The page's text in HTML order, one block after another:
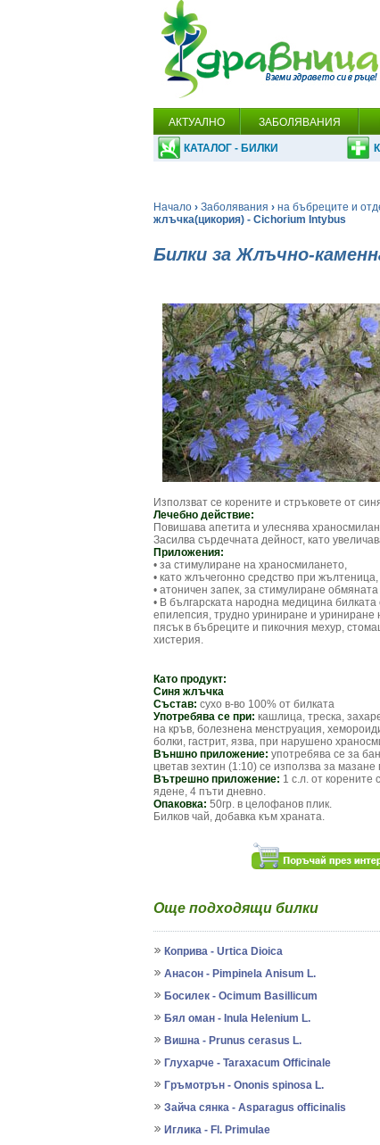
АКТУАЛНО ЗАБОЛЯВАНИЯ
КАТАЛОГ - БИЛКИ
Начало › Заболявания › на бъбреците и
жлъчка(цикория) - Cichorium Intybus
Билки за Жлъчно-
Използват се корените и стръковете от
Лечебно действие:
Повишава апетита и улеснява
Засилва сърдечната дейност, като
Приложения:
• за стимулиране на храносмилането,
• като жлъчегонно средство при
• атоничен запек, за стимулиране
• В българската народна медицина
епилепсия, трудно уриниране и уриниране
пясък в бъбреците и пикочния мехур,
хистерия.
Като продукт:
Синя жлъчка
Състав: сухо в-во 100% от билката
Употребява се при: кашлица, треска,
на кръв, болезнена менструация,
болки, гастрит, язва, при нарушено
Външно приложение: употребява се за
цветав зехтин (1:10) се използва за
Вътрешно приложение: 1 с.л. от
ядене, 4 пъти дневно.
Опаковка: 50гр. в целофанов плик.
Билков чай, добавка към храната.
Още подходящи билки
Коприва - Urtica Dioica
Анасон - Pimpinela Anisum L.
Босилек - Ocimum Basillicum
Бял оман - Inula Helenium L.
Вишна - Prunus cerasus L.
Глухарче - Taraxacum Officinale
Гръмотрън - Ononis spinosa L.
Зайча сянка - Asparagus officinalis
Иглика - Fl. Primulae